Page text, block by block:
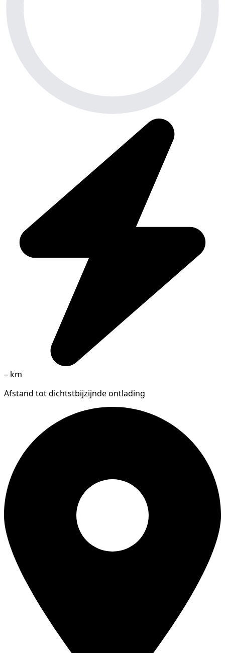
– km
Afstand tot dichtstbijzijnde ontlading